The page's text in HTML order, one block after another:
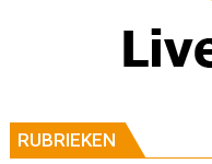
RUBRIEKEN